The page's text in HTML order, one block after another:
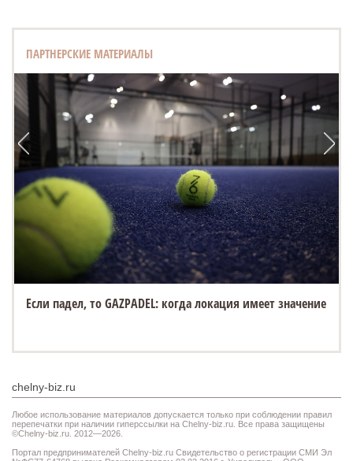
ПАРТНЕРСКИЕ МАТЕРИАЛЫ
Если падел, то GAZPADEL: когда локация имеет значение
chelny-biz.ru
Любое использование материалов допускается только при соблюдении правил
перепечатки при наличии гиперссылки на Chelny-biz.ru. Все права защищены
©Chelny-biz.ru. 2012—2026.
Портал предпринимателей Chelny-biz.ru Свидетельство о регистрации СМИ Эл